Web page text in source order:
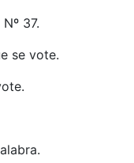
37.
se vote.